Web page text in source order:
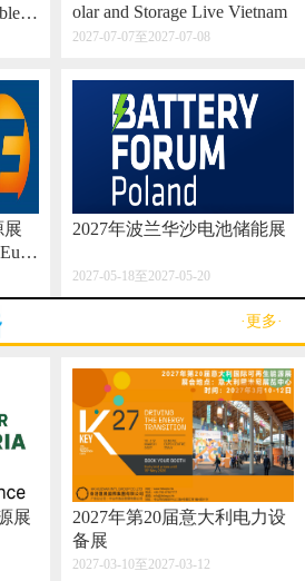
E
olar and Storage Live Vietnam
2027-07-07至2027-07-08
展
2027年波兰华沙电池储能展
2027-05-18至2027-05-20
·更多·
展
2027年第20届意大利电力设
备展
2027-03-10至2027-03-12